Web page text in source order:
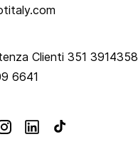
Clienti 351 3914358
6641